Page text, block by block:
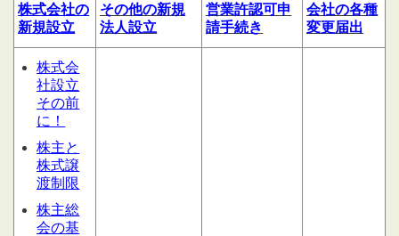
株式会社の
新規設立
その他の新規
法人設立
営業許認可申
請手続き
会社の各種
変更届出
株式会
社設立
その前
に！
株主と
株式譲
渡制限
株主総
会の基